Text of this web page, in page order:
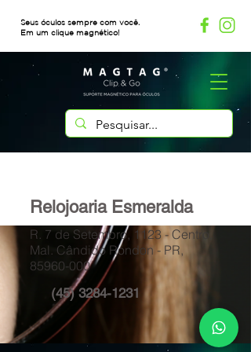
Seus óculos sempre com você.
Em um clique magnético!
Relojoaria Esmeralda
R. 7 de Setembro, 1123 - Centro,
Mal. Cândido Rondon - PR,
85960-000
(45) 3284-1231